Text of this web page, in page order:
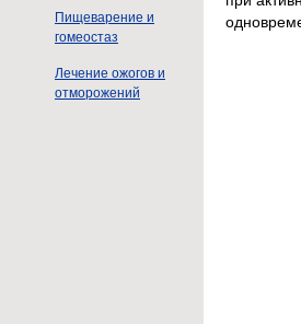
Пищеварение и
гомеостаз
Лечение ожогов и
отморожений